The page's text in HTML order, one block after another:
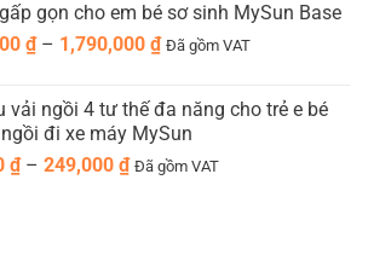
từ
239,000 ₫
299,000 ₫
gọn cho em bé sơ sinh MySun Base
₫ – 1,790,000 ₫Khoảng
1,690,000 ₫
đến
1,790,000 ₫
Đã gồm VAT
vải ngồi 4 tư thế đa năng cho trẻ e bé
đi xe máy MySun
₫ – 249,000 ₫Khoảng
Đã gồm VAT